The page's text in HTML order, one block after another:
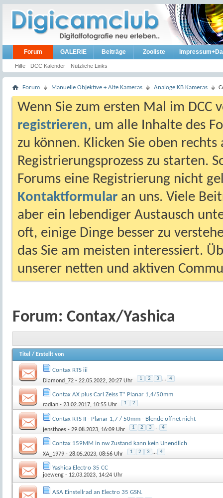
Forum
Hilfe DCC Kalender Nützliche Links
GALERIE Beiträge Zooliste
Forum Manuelle Objektive + Alte Kameras Analoge KB Kameras
Wenn Sie zum ersten Mal im DCC
registrieren, um alle Inhalte des
zu können. Klicken Sie oben
Registrierungsprozess zu starten.
Forums eine Registrierung nicht
Kontaktformular an uns. Viele
aber ein lebendiger Austausch
oft, einige Dinge besser zu
das Sie am meisten interessiert.
unserer netten und aktiven
Forum: Contax/Yashica
Titel / Erstellt von
Contax RTS iii
Diamond_72 - 22.05.2022, 20:27 Uhr 1 2 3 ... 4
Contax AX plus Carl Zeiss T* Planar 1,4/50mm
radian - 23.02.2017, 10:55 Uhr 1 2
Contax RTS II - Planar 1,7 / 50mm - Blende öffnet nicht
jensthoes - 29.08.2023, 16:09 Uhr 1 2 3 ... 4
Contax 159MM in nw Zustand kann kein Unendlich
XA_1979 - 28.05.2023, 08:56 Uhr 1 2 3 ... 4
Yashica Electro 35 CC
joeweng - 12.03.2023, 14:24 Uhr
ASA Einstellrad an Electro 35 GSN.